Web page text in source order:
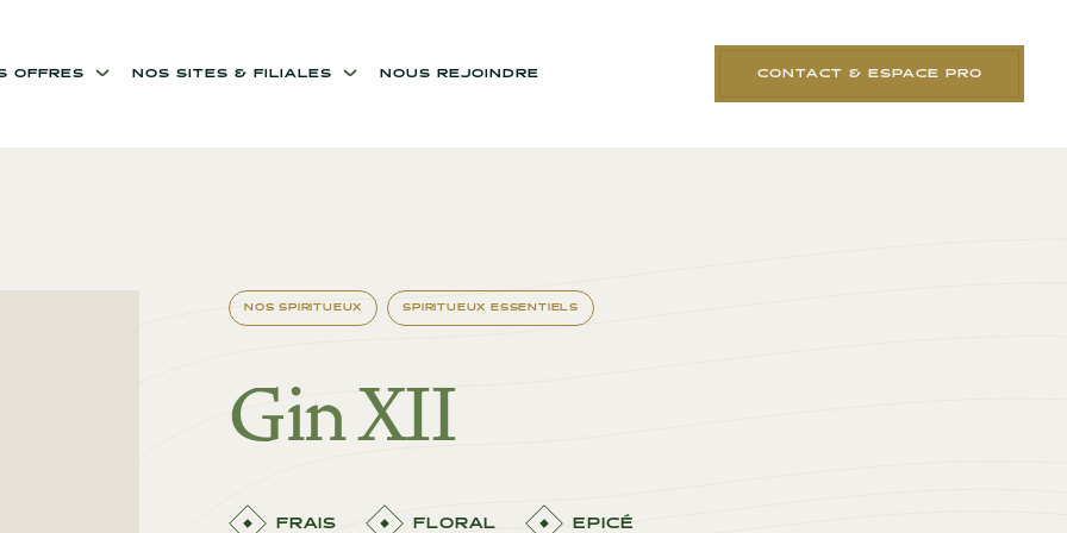
OFFRES NOS SITES & FILIALES NOUS REJOINDRE CONTACT & ESPACE PRO
NOS SPIRITUEUX SPIRITUEUX ESSENTIELS
Gin XII
FRAIS FLORAL EPICÉ